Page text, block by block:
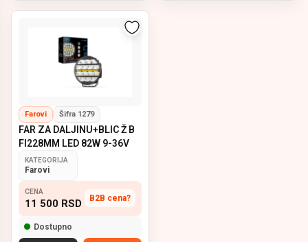
Farovi Šifra 1279
FAR ZA DALJINU+BLIC Ž B
FI228MM LED 82W 9-36V
KATEGORIJA
Farovi
CENA
11 500 RSD B2B cena?
Dostupno